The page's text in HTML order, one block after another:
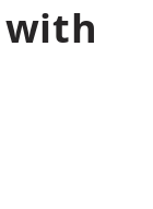
with